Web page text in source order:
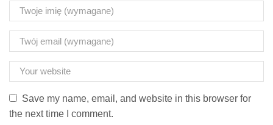
Save my name, email, and website in this browser for
the next time I comment.